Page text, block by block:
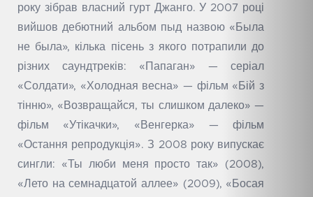
року зібрав власний гурт Джанго. У 2007 році
вийшов дебютний альбом пыд назвою «Была
не была», кілька пісень з якого потрапили до
різних саундтреків: «Папаган» — серіал
«Солдати», «Холодная весна» — фільм «Бій з
тінню», «Возвращайся, ты слишком далеко» —
фільм «Утікачки», «Венгерка» — фільм
«Остання репродукція». З 2008 року випускає
сингли: «Ты люби меня просто так» (2008),
«Лето на семнадцатой аллее» (2009), «Босая